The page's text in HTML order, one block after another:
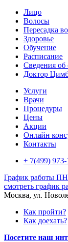
Лицо
Волосы
Пересадка
Здоровье
Обучение
Расписание
Сведения об
Доктор
Услуги
Врачи
Процедуры
Цены
Акции
Онлайн
Контакты
+ 7(499)
График работы
смотреть график
Москва, ул.
Как пройти?
Как доехать?
Посетите наш